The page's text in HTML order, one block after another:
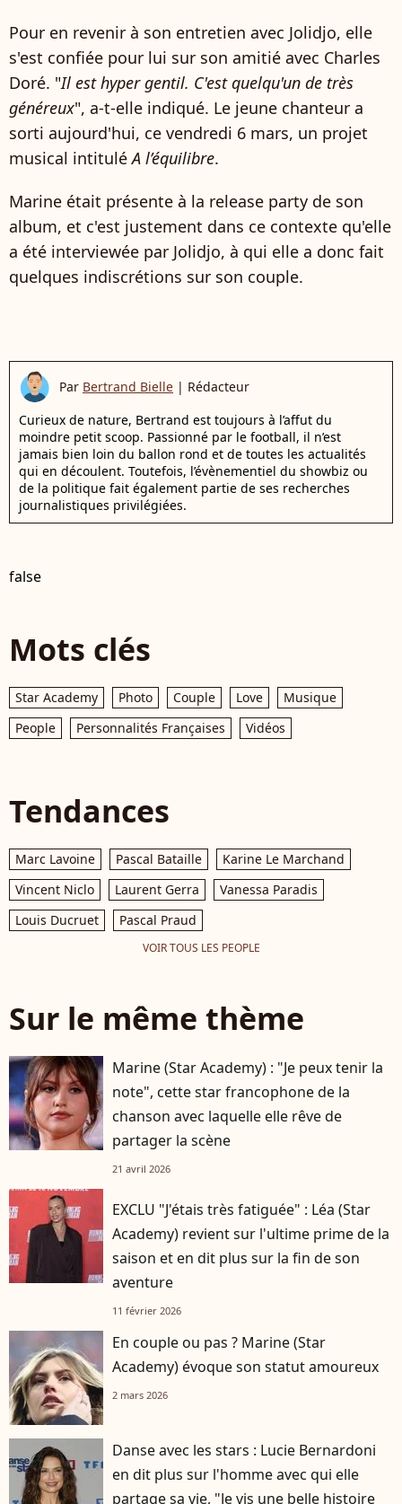
Pour en revenir à son entretien avec Jolidjo, elle
s'est confiée pour lui sur son amitié avec Charles
Doré. "Il est hyper gentil. C'est quelqu'un de très
généreux", a-t-elle indiqué. Le jeune chanteur a
sorti aujourd'hui, ce vendredi 6 mars, un projet
musical intituléA l’équilibre.
Marine était présente à la release party de son
album, et c'est justement dans ce contexte qu'elle
a été interviewée par Jolidjo, à qui elle a donc fait
quelques indiscrétions sur son couple.
Par Bertrand Bielle | Rédacteur
Curieux de nature, Bertrand est toujours à l’affut du
moindre petit scoop. Passionné par le football, il n’est
jamais bien loin du ballon rond et de toutes les actualités
qui en découlent. Toutefois, l’évènementiel du showbiz ou
de la politique fait également partie de ses recherches
journalistiques privilégiées.
false
Mots clés
Star Academy Photo Couple Love
Musique
People
Personnalités Françaises Vidéos
Tendances
Marc Lavoine Pascal Bataille
Karine Le Marchand
Vincent Niclo
Laurent Gerra
Vanessa Paradis
Louis Ducruet
Pascal Praud
VOIR TOUS LES PEOPLE
Sur le même thème
Marine (Star Academy) : "Je peux tenir la
note", cette star francophone de la
chanson avec laquelle elle rêve de
partager la scène
21 avril 2026
EXCLU "J'étais très fatiguée" : Léa (Star
Academy) revient sur l'ultime prime de la
saison et en dit plus sur la fin de son
aventure
11 février 2026
En couple ou pas ? Marine (Star
Academy) évoque son statut amoureux
2 mars 2026
Danse avec les stars : Lucie Bernardoni
en dit plus sur l'homme avec qui elle
partage sa vie, "Je vis une belle histoire